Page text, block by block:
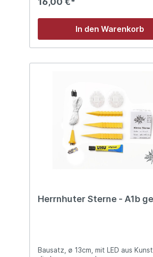
In den Warenkorb
Herrnhuter Sterne - A1b
Bausatz, ø 13cm, mit LED aus